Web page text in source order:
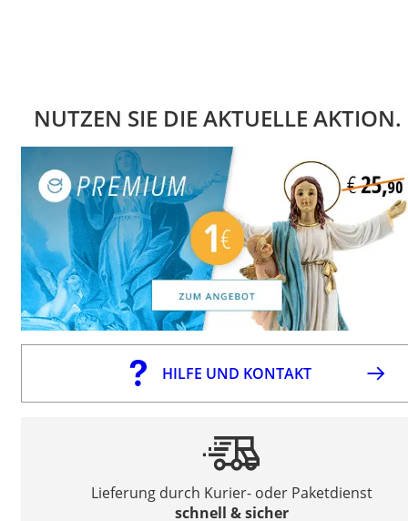
NUTZEN SIE DIE AKTUELLE AKTION.
HILFE UND KONTAKT
Lieferung durch Kurier- oder Paketdienst
schnell & sicher